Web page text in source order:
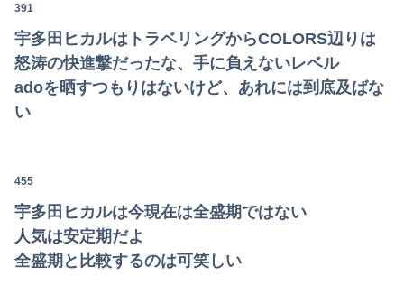
391
宇多田ヒカルはトラベリングからCOLORS辺りは
怒涛の快進撃だったな、手に負えないレベル
adoを晒すつもりはないけど、あれには到底及ばな
い
455
宇多田ヒカルは今現在は全盛期ではない
人気は安定期だよ
全盛期と比較するのは可笑しい